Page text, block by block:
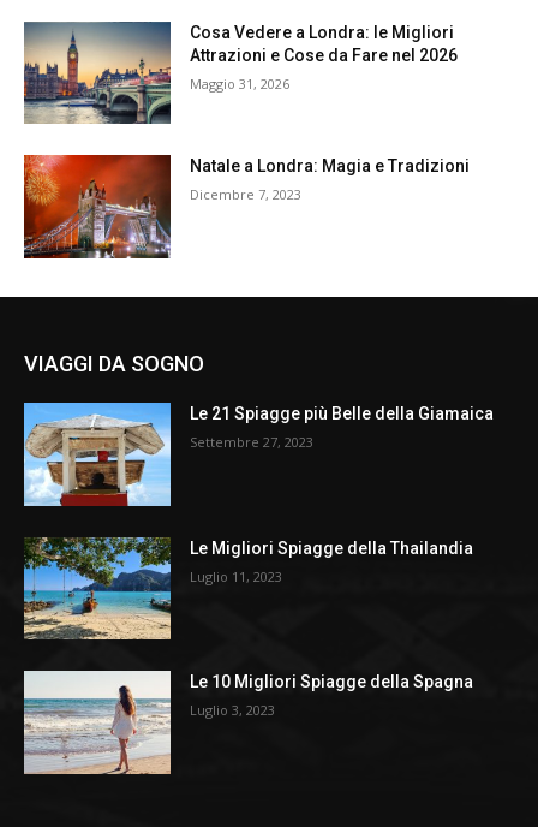
Cosa Vedere a Londra: le Migliori
Attrazioni e Cose da Fare nel 2026
Maggio 31, 2026
Natale a Londra: Magia e Tradizioni
Dicembre 7, 2023
VIAGGI DA SOGNO
Le 21 Spiagge più Belle della Giamaica
Settembre 27, 2023
Le Migliori Spiagge della Thailandia
Luglio 11, 2023
Le 10 Migliori Spiagge della Spagna
Luglio 3, 2023